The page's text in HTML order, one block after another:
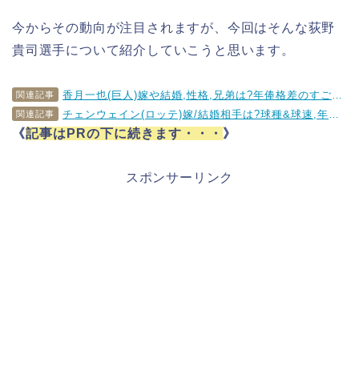
今からその動向が注目されますが、今回はそんな荻野
貴司選手について紹介していこうと思います。
関連記事
関連記事
《記事はPRの下に続きます・・・ 》
スポンサーリンク